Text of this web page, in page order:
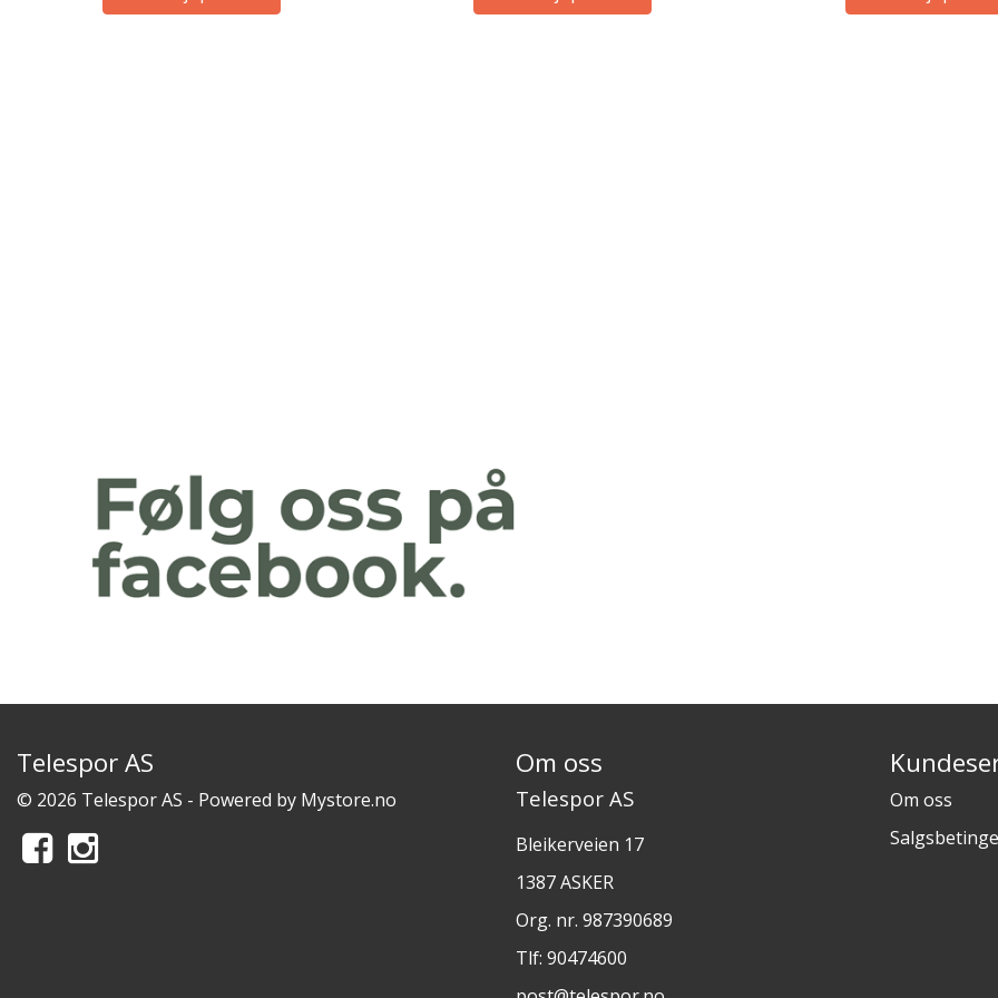
Telespor AS
© 2026 Telespor AS - Powered by Mystore.no
Om oss
Telespor AS
Bleikerveien 17
1387 ASKER
Org. nr. 987390689
Tlf: 90474600
Om oss